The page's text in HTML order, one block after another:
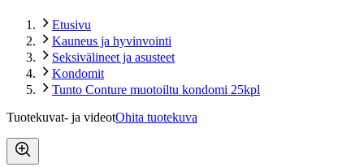
Etusivu
Kauneus ja hyvinvointi
Seksivälineet ja asusteet
Kondomit
Tunto Conture muotoiltu kondomi 25kpl
Tuotekuvat- ja videotOhita tuotekuva